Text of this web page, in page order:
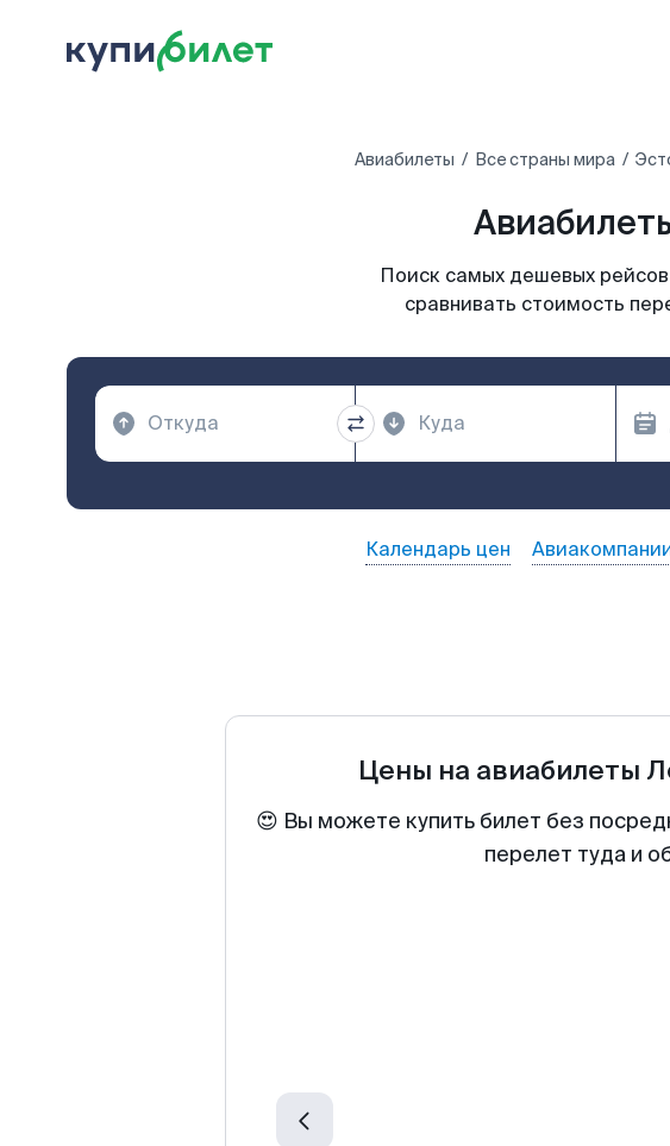
Авиабилеты Все страны мира
Поиск самых дешевых
сравнивать стоимость
Календарь цен
Цены на авиабилеты
😍 Вы можете купить билет без
перелет туда и